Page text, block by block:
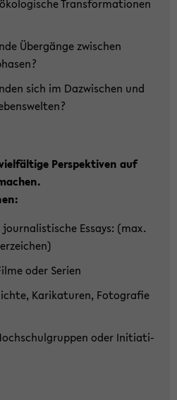
Trans­for­ma­tio­nen
Über­gän­ge zwi­schen
sich im Da­zwi­schen und
Per­spek­ti­ven auf
Es­says: (max.
oder Se­ri­en
Ka­ri­ka­tu­ren, Fo­to­gra­fie
oder In­itia­ti­